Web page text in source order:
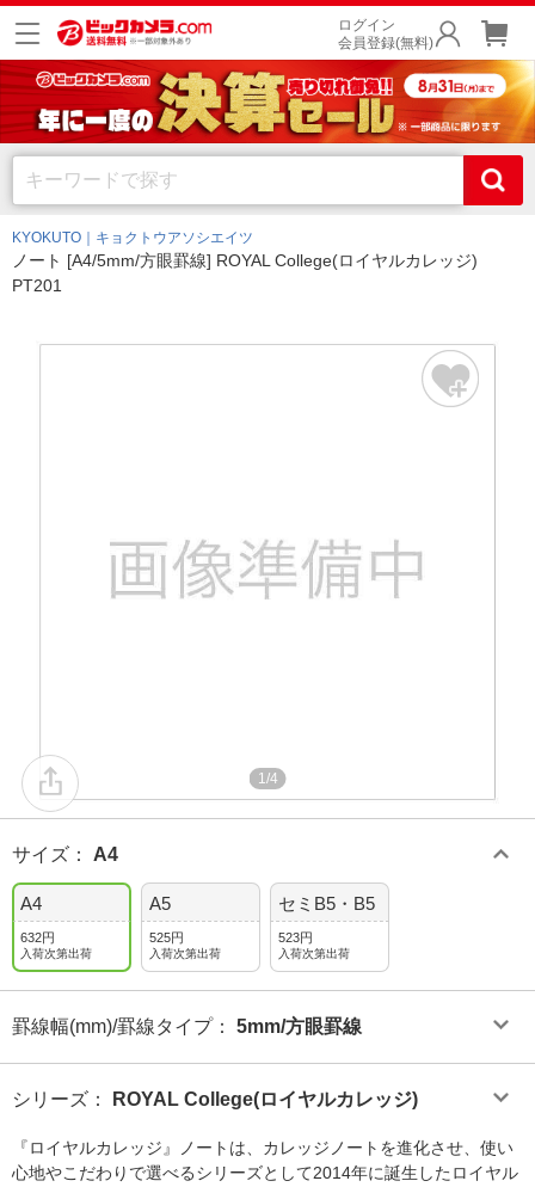
ログイン
会員登録(無料)
KYOKUTO｜キョクトウアソシエイツ
ノート [A4/5mm/方眼罫線] ROYAL College(ロイヤルカレッジ)
PT201
1/4
サイズ ： A4
A4
632円
入荷次第出荷
A5
525円
入荷次第出荷
セミB5・B5
523円
入荷次第出荷
罫線幅(mm)/罫線タイプ： 5mm/方眼罫線
シリーズ ： ROYAL College(ロイヤルカレッジ)
『ロイヤルカレッジ』ノートは、カレッジノートを進化させ、使い
心地やこだわりで選べるシリーズとして2014年に誕生したロイヤル